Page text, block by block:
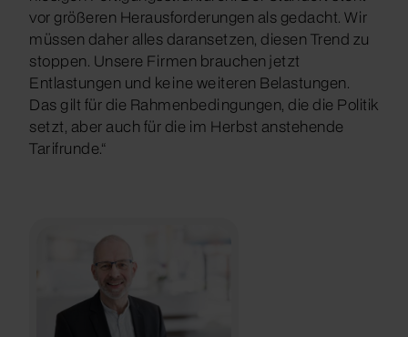
vor größeren Herausforderungen als gedacht. Wir
müssen daher alles daransetzen, diesen Trend zu
stoppen. Unsere Firmen brauchen jetzt
Entlastungen und keine weiteren Belastungen.
Das gilt für die Rahmenbedingungen, die die Politik
setzt, aber auch für die im Herbst anstehende
Tarifrunde.“